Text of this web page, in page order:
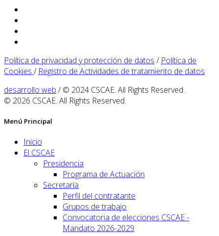
Política de privacidad y protección de datos / Política de
Cookies / Registro de Actividades de tratamiento de datos
desarrollo web / © 2024 CSCAE. All Rights Reserved.
© 2026 CSCAE. All Rights Reserved.
Menú Principal
Inicio
El CSCAE
Presidencia
Programa de Actuación
Secretaría
Perfil del contratante
Grupos de trabajo
Convocatoria de elecciones CSCAE -
Mandato 2026-2029